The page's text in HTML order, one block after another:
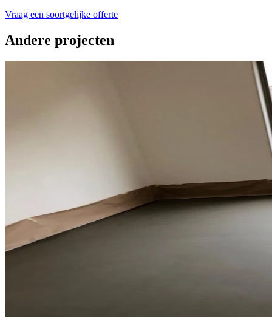
Vraag een soortgelijke offerte
Andere projecten